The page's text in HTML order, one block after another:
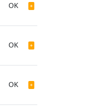
OK
OK
OK